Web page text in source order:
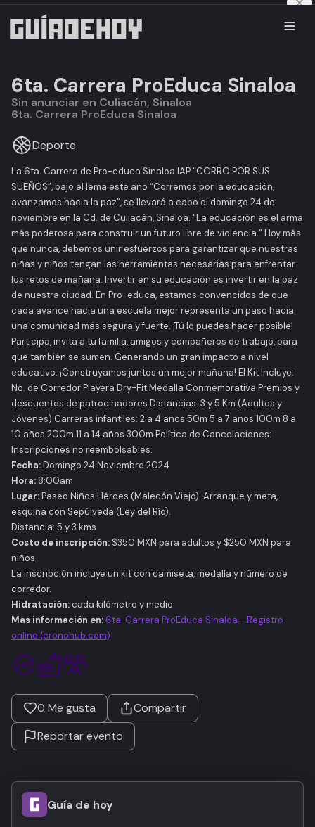
6ta. Carrera ProEduca Sinaloa
Sin anunciar en Culiacán, Sinaloa
6ta. Carrera ProEduca Sinaloa
Deporte
La 6ta. Carrera de Pro-educa Sinaloa IAP “CORRO POR SUS
SUEÑOS”, bajo el lema este año “Corremos por la educación,
avanzamos hacia la paz”, se llevará a cabo el domingo 24 de
noviembre en la Cd. de Culiacán, Sinaloa. “La educación es el arma
más poderosa para construir un futuro libre de violencia.” Hoy más
que nunca, debemos unir esfuerzos para garantizar que nuestras
niñas y niños tengan las herramientas necesarias para enfrentar
los retos de mañana. Invertir en su educación es invertir en la paz
de nuestra ciudad. En Pro-educa, estamos convencidos de que
cada avance hacia una escuela mejor representa un paso hacia
una comunidad más segura y fuerte. ¡Tú lo puedes hacer posible!
Participa, invita a tu familia, amigos y compañeros de trabajo, para
que también se sumen. Generando un gran impacto a nivel
educativo. ¡Construyamos juntos un mejor mañana! El Kit Incluye:
No. de Corredor Playera Dry-Fit Medalla Conmemorativa Premios y
descuentos de patrocinadores Distancias: 3 y 5 Km (Adultos y
Jóvenes) Carreras infantiles: 2 a 4 años 50m 5 a 7 años 100m 8 a
10 años 200m 11 a 14 años 300m Política de Cancelaciones:
Inscripciones no reembolsables.
Fecha:Domingo 24 Noviembre 2024
Hora: 8:00am
Lugar:Paseo Niños Héroes (Malecón Viejo). Arranque y meta,
esquina con Sepúlveda (Ley del Río).
Distancia: 5 y 3 kms
Costo de inscripción: $350 MXN para adultos y $250 MXN para
niños
La inscripción incluye un kit con camiseta, medalla y número de
corredor.
Hidratación: cada kilómetro y medio
Mas información en:6ta. Carrera ProEduca Sinaloa - Registro
online (cronohub.com)
0 Me gusta
Compartir
Reportar evento
Guía de hoy